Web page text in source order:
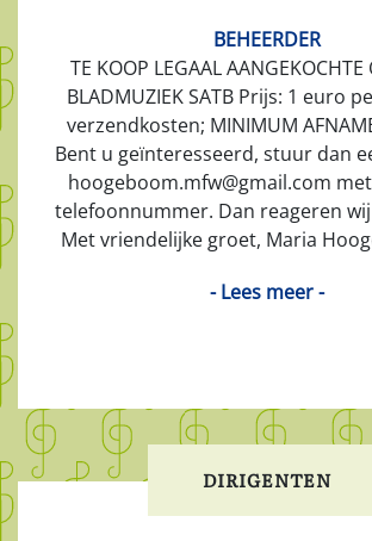
BEHEERDER
TE KOOP LEGAAL AANGEKOCHTE
BLADMUZIEK SATB Prijs: 1 euro
verzendkosten; MINIMUM
Bent u geïnteresseerd, stuur dan
hoogeboom.mfw@gmail.com
telefoonnummer. Dan reageren
Met vriendelijke groet, Maria
- Lees meer -
DIRIGENTEN